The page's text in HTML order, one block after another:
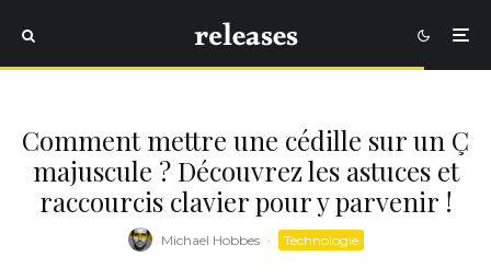
Comment mettre une cédille sur un Ç
majuscule ? Découvrez les astuces et
raccourcis clavier pour y parvenir !
Michael Hobbes · Technologie